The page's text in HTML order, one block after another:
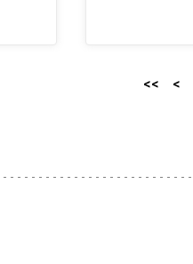
<< <